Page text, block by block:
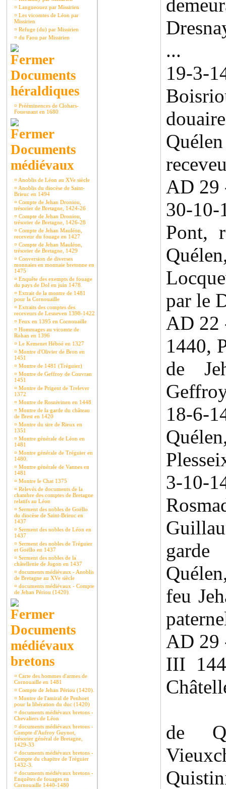
¤ Langueouez par Missirien
¤ Les vicomtes de Léon par
Missirien
¤ Refuge (du) par Missirien
¤ du Faou par Missirien
Documents
héraldiques
¤ Prééminences de Clohars-
Fouesnant en 1680
Documents
médiévaux
¤ Anoblis de Léon au XVe siècle
¤ Anoblis du diocèse de Saint-
Brieuc en 1494
¤ Compte de Jehan Droniou,
trésorier de Bretagne, 1424-26
¤ Compte de Jehan Droniou,
trésorier de Bretagne, 1426-28
¤ Compte de Jehan Mauléon,
receveur du fouage en 1427
¤ Compte de Jehan Mauléon,
trésorier de Bretagne, 1429
¤ Conversion de diverses
monnaies en monnaie bretonne en
1475
¤ Enquête des exempts de fouage
du pays de Dol en juin 1478.
¤ Extrait de la montre de 1481
pour la Cornouaille
¤ Extraits des comptes des
receveurs de Lesneven 1398-1422
¤ Feux en 1395 en Cornouaille
¤ Hommages au vicomte de
Rohan en 1396
¤ Le Kemenet Héboé en 1327
¤ Montre d'Olivier de Bron en
1451
¤ Montre de 1481 (Tréguier)
¤ Montre de Geffroy de Couvran
1451
¤ Montre de Prigent de Trelever
1372
¤ Montre de Rosnivinen en 1448
¤ Montre de la garde du château
de Brest en 1420
¤ Montre du sire de Rieux en
1351
¤ Montre générale de Léon en
1481
¤ Montre générale de Tréguier en
1480.
¤ Montre générale de Vannes en
1481
¤ Montre le Chat 1375
¤ Relevés de documents de la
chambre des comptes de Bretagne
relatifs au Léon
¤ Serment des nobles de Goëllo
du diocèse de Saint-Brieuc en
1437
¤ Serment des nobles de Léon en
1437
¤ Serment des nobles de Tréguier
et Goëllo en 1437
¤ Serment des nobles de la
châtellenie de Jugon en 1437
¤ documents médiévaux - Anoblis
de Bretagne au XVe siècle
¤ documents médiévaux - Compte
de Jehan Périou (1420).
Documents
médiévaux
bretons
¤ Carte des hommes d'armes de
Cornouaille en 1481
¤ Compte de Jehan Périou (1420).
¤ Montre de l'amiral de Penhoet
pour la libération du duc (1420)
¤ documents médiévaux bretons -
Chevaliers de Léon
¤ documents médiévaux bretons -
Compte d'Aufroy Guynot,
trésorier général de Bretagne,
1429-33
¤ documents médiévaux bretons -
Compte du chapitre de Tréguier
1432-3.
¤ documents médiévaux bretons -
Enquêtes de fouages en
Cornouaille 1440-1480
...
19-3-
AD 29
30-
Pont,
par le
AD 22
1440,
de
18-
3-
feu
AD 29
III
de